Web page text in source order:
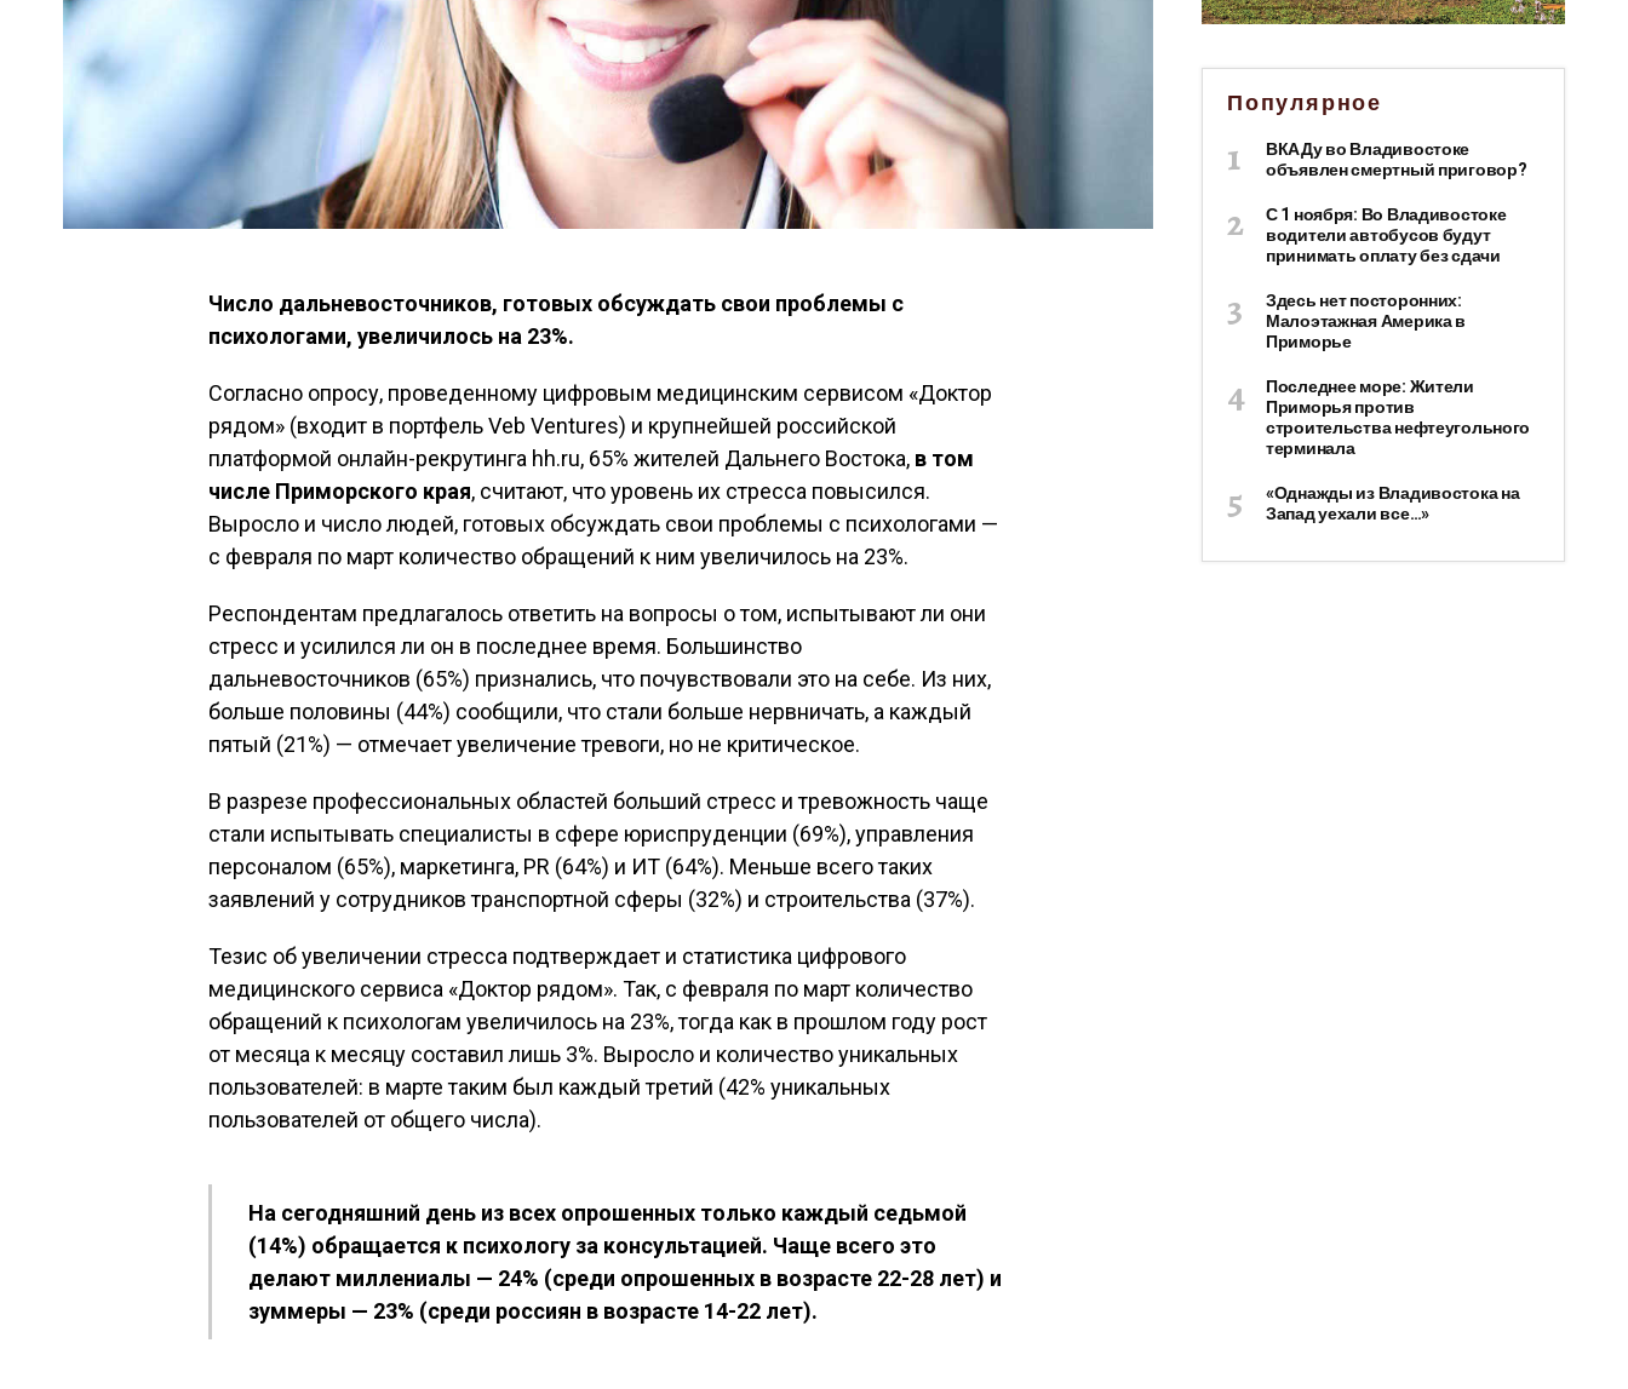
Число дальневосточников, готовых обсуждать свои проблемы с
психологами, увеличилось на 23%.
Согласно опросу, проведенному цифровым медицинским сервисом «Доктор
рядом» (входит в портфель Veb Ventures) и крупнейшей российской
платформой онлайн-рекрутинга hh.ru, 65% жителей Дальнего Востока, в том
числе Приморского края, считают, что уровень их стресса повысился.
Выросло и число людей, готовых обсуждать свои проблемы с психологами —
с февраля по март количество обращений к ним увеличилось на 23%.
Респондентам предлагалось ответить на вопросы о том, испытывают ли они
стресс и усилился ли он в последнее время. Большинство
дальневосточников (65%) признались, что почувствовали это на себе. Из них,
больше половины (44%) сообщили, что стали больше нервничать, а каждый
пятый (21%) — отмечает увеличение тревоги, но не критическое.
В разрезе профессиональных областей больший стресс и тревожность чаще
стали испытывать специалисты в сфере юриспруденции (69%), управления
персоналом (65%), маркетинга, PR (64%) и ИТ (64%). Меньше всего таких
заявлений у сотрудников транспортной сферы (32%) и строительства (37%).
Тезис об увеличении стресса подтверждает и статистика цифрового
медицинского сервиса «Доктор рядом». Так, с февраля по март количество
обращений к психологам увеличилось на 23%, тогда как в прошлом году рост
от месяца к месяцу составил лишь 3%. Выросло и количество уникальных
пользователей: в марте таким был каждый третий (42% уникальных
пользователей от общего числа).
На сегодняшний день из всех опрошенных только каждый седьмой
(14%) обращается к психологу за консультацией. Чаще всего это
делают миллениалы — 24% (среди опрошенных в возрасте 22-28 лет) и
зуммеры — 23% (среди россиян в возрасте 14-22 лет).
Популярное
ВКАДу во Владивостоке
объявлен смертный приговор?
С 1 ноября: Во Владивостоке
водители автобусов будут
принимать оплату без сдачи
Здесь нет посторонних:
Малоэтажная Америка в
Приморье
Последнее море: Жители
Приморья против
строительства нефтеугольного
терминала
«Однажды из Владивостока на
Запад уехали все…»